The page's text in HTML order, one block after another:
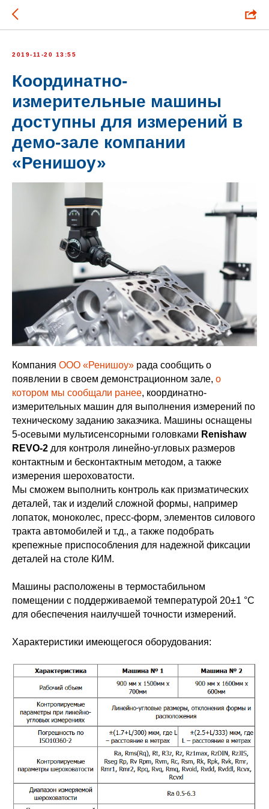
2019-11-20 13:55
Координатно-
измерительные машины
доступны для измерений в
демо-зале компании
«Ренишоу»
Компания ООО «Ренишоу» рада сообщить о
появлении в своем демонстрационном зале, о
котором мы сообщали ранее, координатно-
измерительных машин для выполнения измерений по
техническому заданию заказчика. Машины оснащены
5-осевыми мультисенсорными головками Renishaw
REVO-2 для контроля линейно-угловых размеров
контактным и бесконтактным методом, а также
измерения шероховатости.
Мы сможем выполнить контроль как призматических
деталей, так и изделий сложной формы, например
лопаток, моноколес, пресс-форм, элементов силового
тракта автомобилей и т.д., а также подобрать
крепежные приспособления для надежной фиксации
деталей на столе КИМ.
Машины расположены в термостабильном
помещении с поддерживаемой температурой 20±1 °C
для обеспечения наилучшей точности измерений.
Характеристики имеющегося оборудования: